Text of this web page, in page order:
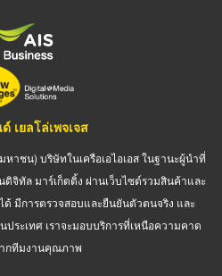
เยลโล่เพจเจส
าชน) บริษัทในเครือเอไอเอส ในฐานะผู้นำที่
ทัล มาร์เก็ตติ้ง ผ่านเว็บไซต์รวมสินค้าและ
ด้ มีการตรวจสอบและยืนยันตัวตนจริง และ
ระเทศ เราจะมอบบริการที่เหนือความคาด
กทีมงานคุณภาพ